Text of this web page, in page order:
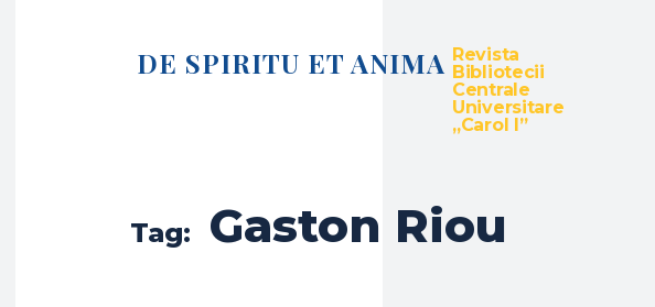
DE SPIRITU ET ANIMA Revista
Bibliotecii
Centrale
Universitare
„Carol I”
Tag: Gaston Riou